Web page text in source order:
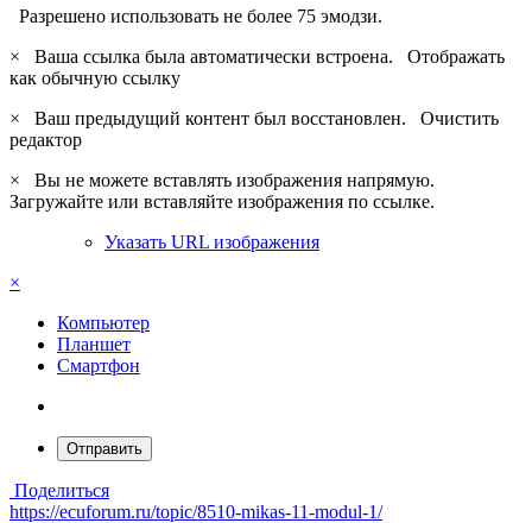
Разрешено использовать не более 75 эмодзи.
×
Ваша ссылка была автоматически встроена. Отображать
как обычную ссылку
×
Ваш предыдущий контент был восстановлен. Очистить
редактор
×
Вы не можете вставлять изображения напрямую.
Загружайте или вставляйте изображения по ссылке.
Указать URL изображения
×
Компьютер
Планшет
Смартфон
Отправить
Поделиться
https://ecuforum.ru/topic/8510-mikas-11-modul-1/